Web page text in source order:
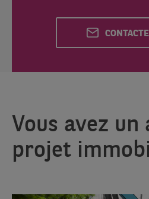
Vous avez un
projet